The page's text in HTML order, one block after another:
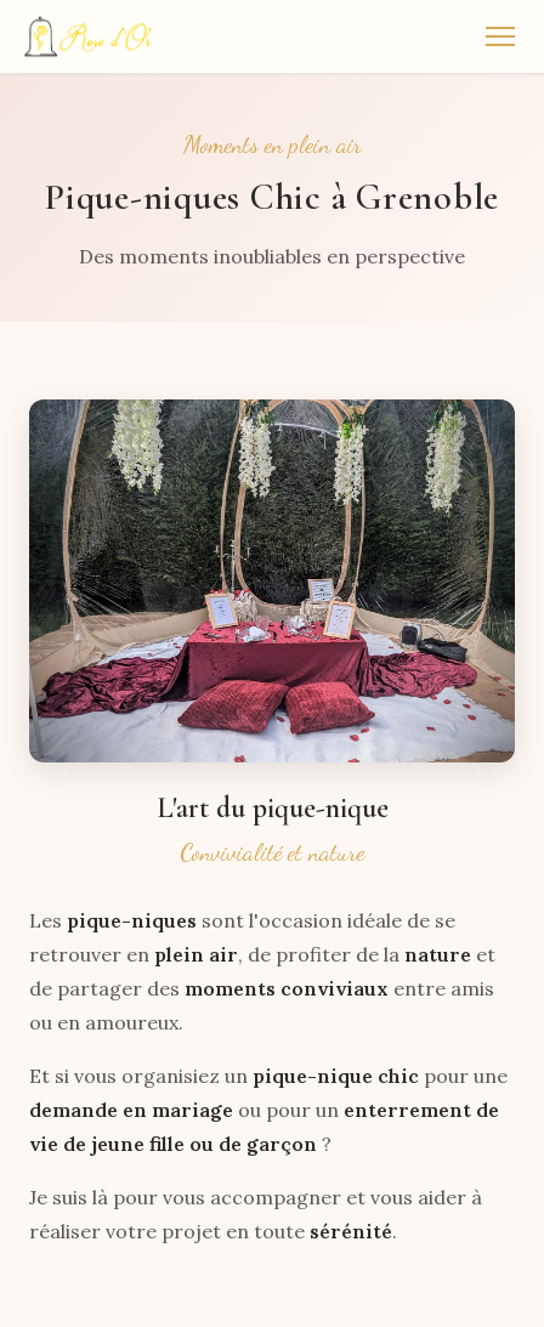
Moments en plein air
Pique-niques Chic à Grenoble
Des moments inoubliables en perspective
L'art du pique-nique
Convivialité et nature
Les pique-niques sont l'occasion idéale de se
retrouver en plein air, de profiter de la nature et
de partager des moments conviviaux entre amis
ou en amoureux.
Et si vous organisiez un pique-nique chic pour une
demande en mariage ou pour un enterrement de
vie de jeune fille ou de garçon ?
Je suis là pour vous accompagner et vous aider à
réaliser votre projet en toute sérénité.